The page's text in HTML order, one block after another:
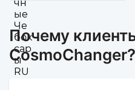
Почему
CosmoChanger?